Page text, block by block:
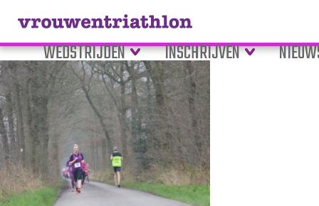
WEDSTRIJDEN INSCHRIJVEN
Tag Archive: wedstrijdstress